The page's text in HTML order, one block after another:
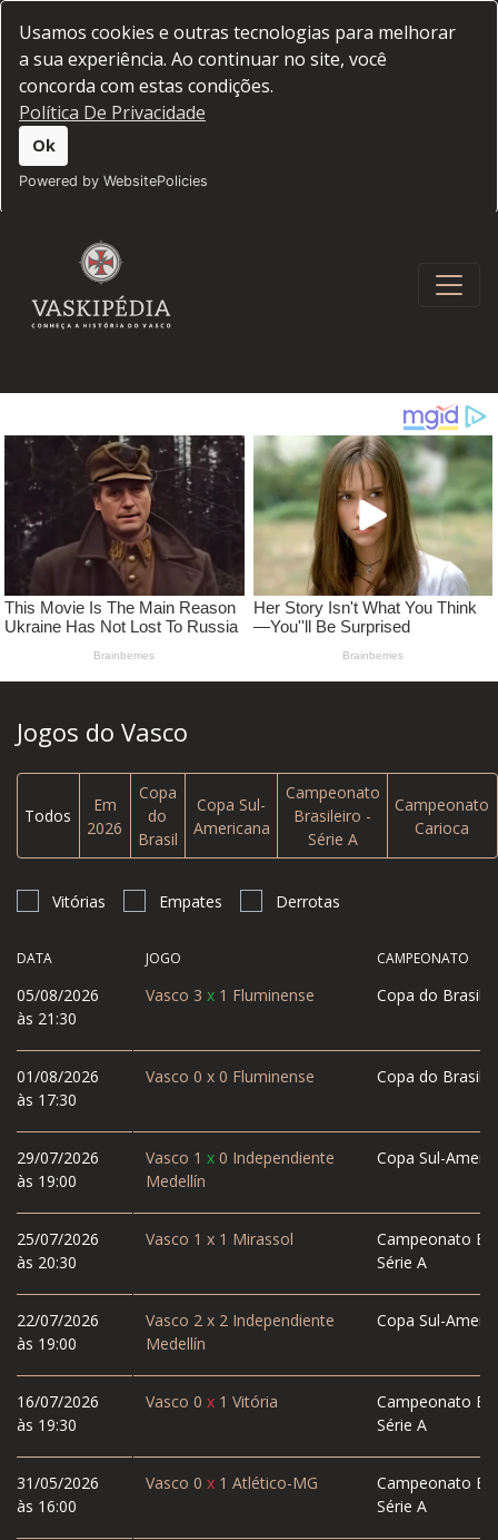
Usamos cookies e outras tecnologias para melhorar
a sua experiência. Ao continuar no site, você
concorda com estas condições.
Política De Privacidade
Ok
Powered by WebsitePolicies
Jogos do Vasco
Todos
Em
2026
Copa
do
Brasil
Copa Sul-
Americana
Campeonato
Brasileiro -
Série A
Campeonato
Carioca
Vitórias Empates Derrotas
DATA
05/08/2026
às 21:30
01/08/2026
às 17:30
29/07/2026
às 19:00
25/07/2026
às 20:30
22/07/2026
às 19:00
16/07/2026
às 19:30
31/05/2026
às 16:00
JOGO CAMPEONATO
Vasco 3 x 1 Fluminense Copa do Brasil
Vasco 0 x 0 Fluminense Copa do Brasil
Vasco 1 x 0 Independiente
Medellín
Copa Sul-
Vasco 1 x 1 Mirassol
Campeonato
Série A
Vasco 2 x 2Independiente
Medellín
Copa Sul-
Vasco 0 x 1 Vitória
Campeonato
Série A
Vasco 0 x 1 Atlético-MG
Campeonato
Série A